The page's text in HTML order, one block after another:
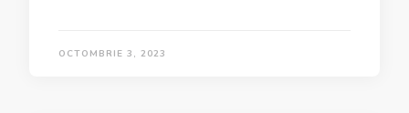
OCTOMBRIE 3, 2023